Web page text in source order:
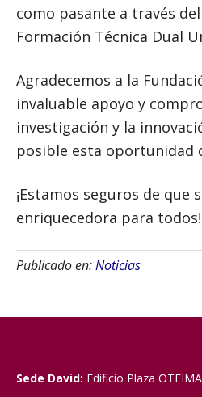
como pasante a través
Formación Técnica Dual
Agradecemos a la
invaluable apoyo y
investigación y la
posible esta oportunidad
¡Estamos seguros de que
enriquecedora para todos!
Publicado en:Noticias
Sede David: Edificio Plaza